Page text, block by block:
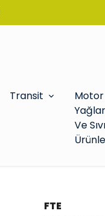
Transit
Motor
Ve Sıvı
FTE